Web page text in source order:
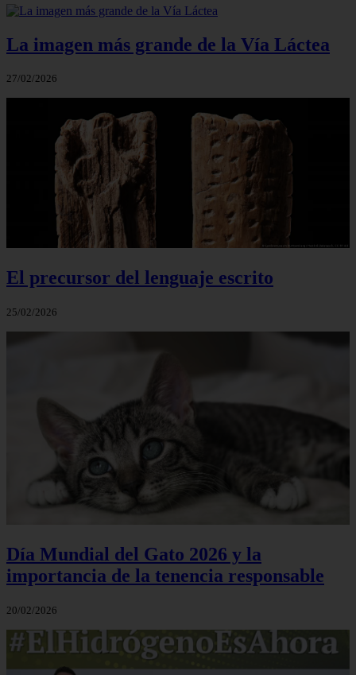
La imagen más grande de la Vía Láctea
27/02/2026
El precursor del lenguaje escrito
25/02/2026
Día Mundial del Gato 2026 y la
importancia de la tenencia responsable
20/02/2026